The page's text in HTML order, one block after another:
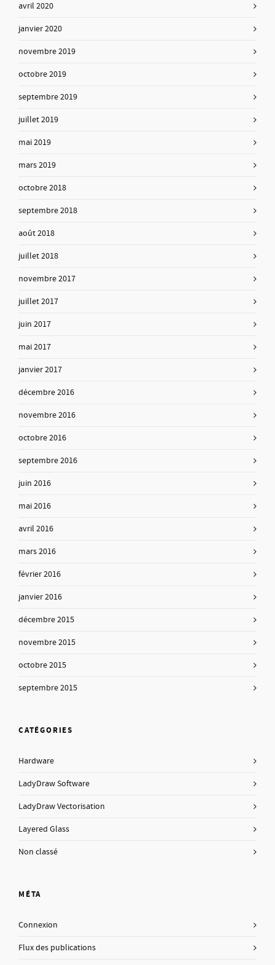
avril 2020
janvier 2020
novembre 2019
octobre 2019
septembre 2019
juillet 2019
mai 2019
mars 2019
octobre 2018
septembre 2018
août 2018
juillet 2018
novembre 2017
juillet 2017
juin 2017
mai 2017
janvier 2017
décembre 2016
novembre 2016
octobre 2016
septembre 2016
juin 2016
mai 2016
avril 2016
mars 2016
février 2016
janvier 2016
décembre 2015
novembre 2015
octobre 2015
septembre 2015
CATÉGORIES
Hardware
LadyDraw Software
LadyDraw Vectorisation
Layered Glass
Non classé
MÉTA
Connexion
Flux des publications